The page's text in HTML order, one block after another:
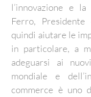
l’innovazione e
Ferro, Presidente
quindi aiutare le
in particolare, a
adeguarsi ai
mondiale e
commerce è uno